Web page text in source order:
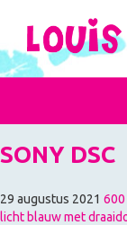
SONY DSC
29 augustus 2021 600
licht blauw met